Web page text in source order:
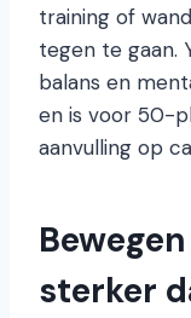
training of
tegen te gaan.
balans en
en is voor 50-
aanvulling op
sterker